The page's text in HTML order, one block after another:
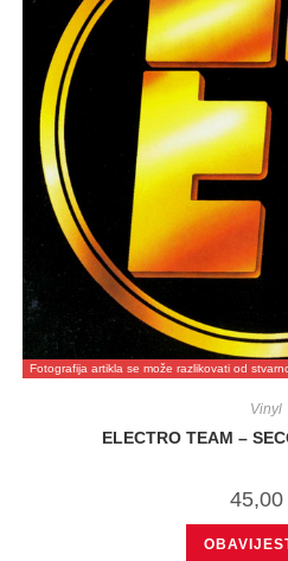
Fotografija artikla se može razlikovati od
Vinyl
ELECTRO TEAM –
45,00